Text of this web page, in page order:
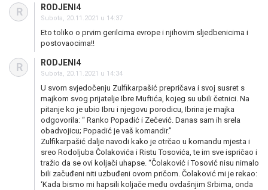
R RODJENI4
Subota, 20.11.2021 u 14:37
Eto toliko o prvim gerilcima evrope i njihovim sljedbenicima i
postovaocima!!
R RODJENI4
Subota, 20.11.2021 u 14:34
U svom svjedočenju Zulfikarpašić prepričava i svoj susret s
majkom svog prijatelje Ibre Muftića, kojeg su ubili četnici. Na
pitanje ko je ubio Ibru i njegovu porodicu, Ibrina je majka
odgovorila: “ Ranko Popadić i Zečević. Danas sam ih srela
obadvojicu; Popadić je vaš komandir.”
Zulfikarpašić dalje navodi kako je otrčao u komandu mjesta i
sreo Rodoljuba Čolakovića i Ristu Tosovića, te im sve ispričao i
tražio da se ovi koljači uhapse. “Čolaković i Tosović nisu nimalo
bili začuđeni niti uzbuđeni ovom pričom. Čolaković mi je rekao:
‘Kada bismo mi hapsili koljače među ovdašnjim Srbima, onda